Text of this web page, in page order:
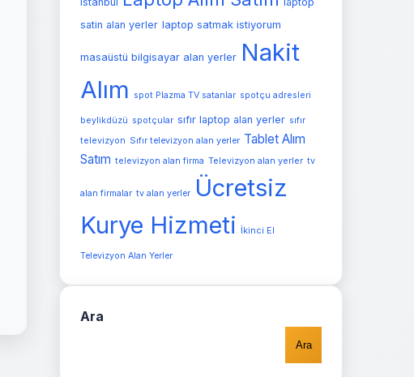
satin alan yerler laptop satmak istiyorum
masaüstü bilgisayar alan yerler Nakit
Alım
spot Plazma TV satanlar spotçu adresleri
beylikdüzü spotçular sıfır laptop alan yerler sıfır
televizyon Sıfır televizyon alan yerler Tablet Alım
Satım televizyon alan firma Televizyon alan yerler tv
alan firmalar tv alan yerler
Ücretsiz
Kurye Hizmeti
İkinci El
Televizyon Alan Yerler
Ara
Ara